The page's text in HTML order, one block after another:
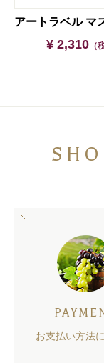
¥ 2,310 （
お支払い方法